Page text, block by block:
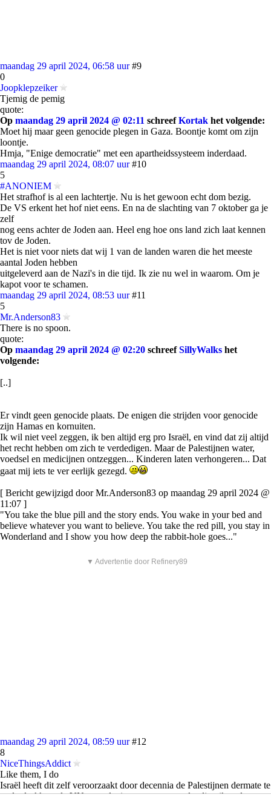
maandag 29 april 2024, 06:58 uur #9
0
Joopklepzeiker
Tjemig de pemig
quote:
Op maandag 29 april 2024 @ 02:11 schreefKortak het volgende:
Moet hij maar geen genocide plegen in Gaza. Boontje komt om zijn
loontje.
Hmja, "Enige democratie" met een apartheidssysteem inderdaad.
maandag 29 april 2024, 08:07 uur #10
5
#ANONIEM
Het strafhof is al een lachtertje. Nu is het gewoon echt dom bezig.
De VS erkent het hof niet eens. En na de slachting van 7 oktober ga je
zelf
nog eens achter de Joden aan. Heel eng hoe ons land zich laat kennen
tov de Joden.
Het is niet voor niets dat wij 1 van de landen waren die het meeste
aantal Joden hebben
uitgeleverd aan de Nazi's in die tijd. Ik zie nu wel in waarom. Om je
kapot voor te schamen.
maandag 29 april 2024, 08:53 uur #11
5
Mr.Anderson83
There is no spoon.
quote:
Op maandag 29 april 2024 @ 02:20 schreefSillyWalks het
volgende:
[..]
Er vindt geen genocide plaats. De enigen die strijden voor genocide
zijn Hamas en kornuiten.
Ik wil niet veel zeggen, ik ben altijd erg pro Israël, en vind dat zij altijd
het recht hebben om zich te verdedigen. Maar de Palestijnen water,
voedsel en medicijnen ontzeggen... Kinderen laten verhongeren... Dat
gaat mij iets te ver eerlijk gezegd.
[ Bericht gewijzigd door Mr.Anderson83 op maandag 29 april 2024 @
11:07 ]
"You take the blue pill and the story ends. You wake in your bed and
believe whatever you want to believe. You take the red pill, you stay in
Wonderland and I show you how deep the rabbit-hole goes..."
▼ Advertentie door Refinery89
maandag 29 april 2024, 08:59 uur #12
8
NiceThingsAddict
Like them, I do
Israël heeft dit zelf veroorzaakt door decennia de Palestijnen dermate te
onderdrukken, de VN verordeningen te negeren, landje-pik te doen en